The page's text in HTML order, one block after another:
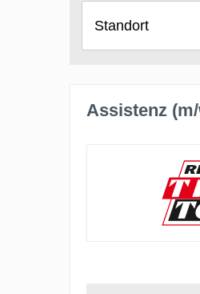
Standort
Assistenz